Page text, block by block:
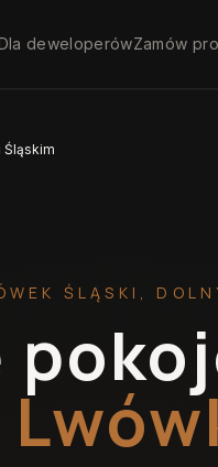
deweloperówZamów
ŚLĄSKI ,